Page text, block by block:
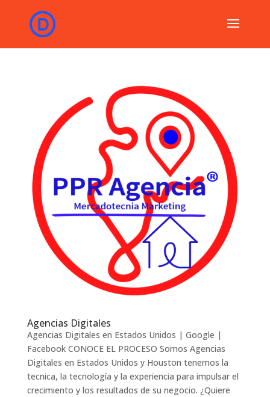
Agencias Digitales
Agencias Digitales en Estados Unidos | Google |
Facebook CONOCE EL PROCESO Somos Agencias
Digitales en Estados Unidos y Houston tenemos la
tecnica, la tecnología y la experiencia para impulsar el
crecimiento y los resultados de su negocio. ¿Quiere